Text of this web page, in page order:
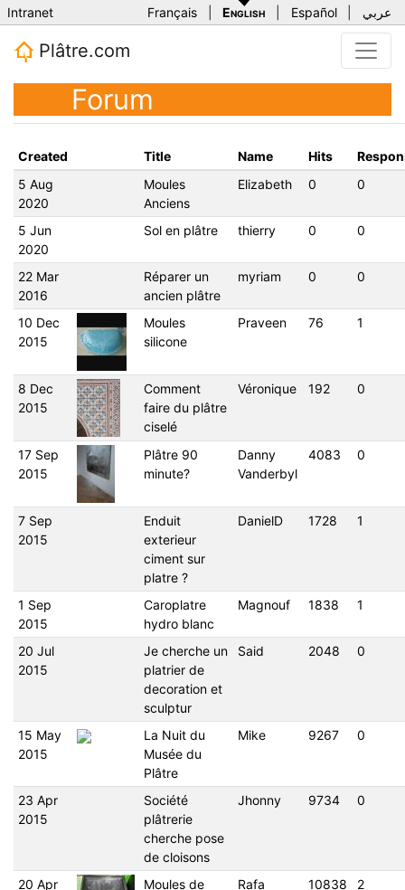
Intranet Français English Español عربي
Plâtre.com
Forum
Created Title Name Hits
5 Aug
2020
Moules
Anciens
Elizabeth 0 0
5 Jun
2020
Sol en plâtre thierry 0 0
22 Mar
2016
Réparer un
ancien plâtre
myriam 0 0
10 Dec
2015
Moules
silicone
Praveen 76 1
8 Dec
2015
Comment
faire du plâtre
ciselé
Véronique 192 0
17 Sep
2015
Plâtre 90
minute?
Danny
Vanderbyl
4083 0
7 Sep
2015
Enduit
exterieur
ciment sur
platre ?
DanielD 1728 1
1 Sep
2015
Caroplatre
hydro blanc
Magnouf 1838 1
20 Jul
2015
Je cherche un
platrier de
decoration et
sculptur
Said 2048 0
15 May
2015
La Nuit du
Musée du
Plâtre
Mike 9267 0
23 Apr
2015
Société
plâtrerie
cherche pose
de cloisons
Jhonny 9734 0
20 Apr
Moules de
Rafa
10838 2